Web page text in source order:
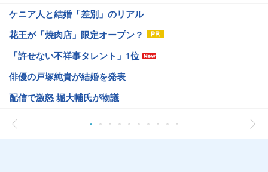
ケニア人と結婚「差別」のリアル
花王が「焼肉店」限定オープン？
「許せない不祥事タレント」1位
俳優の戸塚純貴が結婚を発表
配信で激怒 堀大輔氏が物議